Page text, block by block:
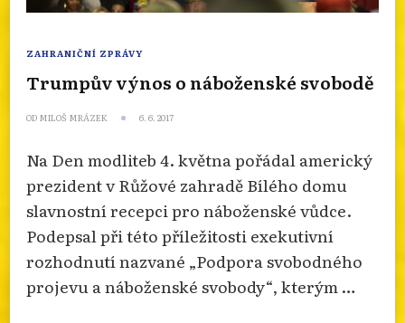
ZAHRANIČNÍ ZPRÁVY
Trumpův výnos o náboženské svobodě
OD MILOŠ MRÁZEK 6. 6. 2017
Na Den modliteb 4. května pořádal americký
prezident v Růžové zahradě Bílého domu
slavnostní recepci pro náboženské vůdce.
Podepsal při této příležitosti exekutivní
rozhodnutí nazvané „Podpora svobodného
projevu a náboženské svobody“, kterým …